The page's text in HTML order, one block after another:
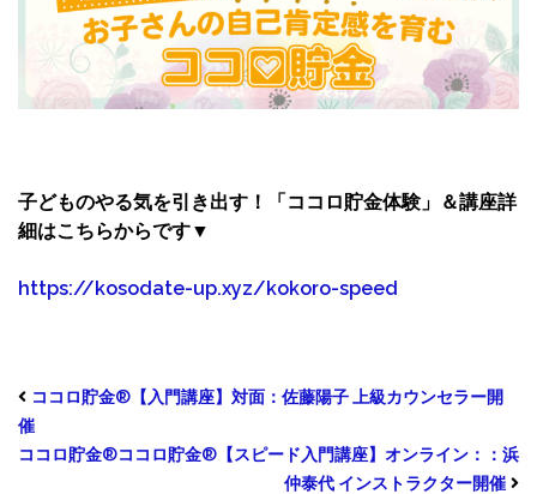
子どものやる気を引き出す！「ココロ貯金体験」＆講座詳
細はこちらからです▼
https://kosodate-up.xyz/kokoro-speed
ココロ貯金®︎【入門講座】対面：佐藤陽子 上級カウンセラー開
催
ココロ貯金®︎ココロ貯金®︎【スピード入門講座】オンライン：：浜
仲泰代 インストラクター開催